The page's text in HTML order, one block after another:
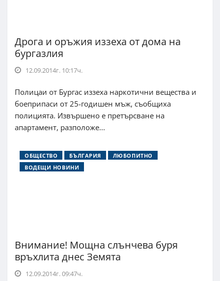
Дрога и оръжия иззеха от дома на
бургазлия
12.09.2014г. 10:17ч.
Полицаи от Бургас иззеха наркотични вещества и
боеприпаси от 25-годишен мъж, съобщиха
полицията. Извършено е претърсване на
апартамент, разположе...
ОБЩЕСТВО БЪЛГАРИЯ
ЛЮБОПИТНО
ВОДЕЩИ НОВИНИ
Внимание! Мощна слънчева буря
връхлита днес Земята
12.09.2014г. 09:47ч.